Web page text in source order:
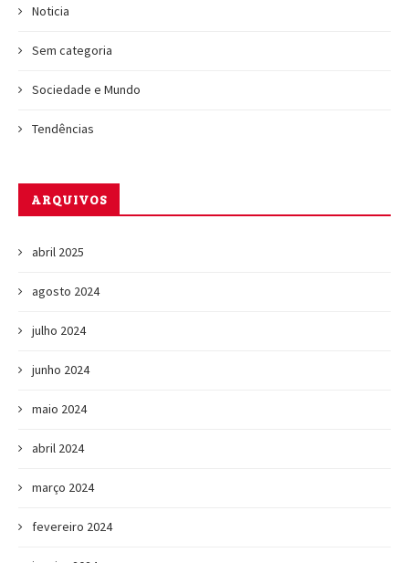
Noticia
Sem categoria
Sociedade e Mundo
Tendências
ARQUIVOS
abril 2025
agosto 2024
julho 2024
junho 2024
maio 2024
abril 2024
março 2024
fevereiro 2024